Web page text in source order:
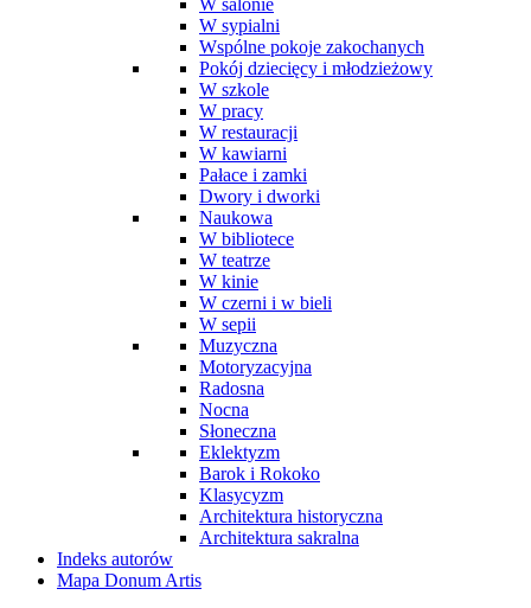
W salonie
W sypialni
Wspólne pokoje zakochanych
Pokój dziecięcy i młodzieżowy
W szkole
W pracy
W restauracji
W kawiarni
Pałace i zamki
Dwory i dworki
Naukowa
W bibliotece
W teatrze
W kinie
W czerni i w bieli
W sepii
Muzyczna
Motoryzacyjna
Radosna
Nocna
Słoneczna
Eklektyzm
Barok i Rokoko
Klasycyzm
Architektura historyczna
Architektura sakralna
Indeks autorów
Mapa Donum Artis